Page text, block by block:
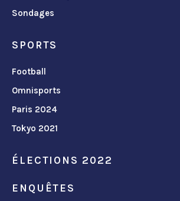
Sondages
SPORTS
Football
Omnisports
Paris 2024
Tokyo 2021
ÉLECTIONS 2022
ENQUÊTES